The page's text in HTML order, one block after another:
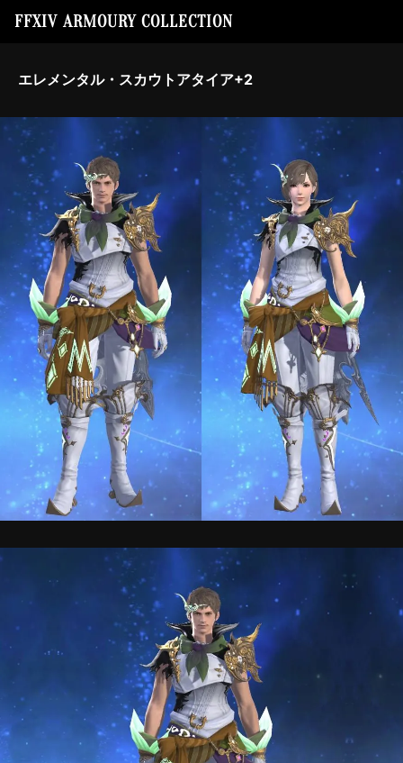
FFXIV ARMOURY COLLECTION
エレメンタル・スカウトアタイア+2